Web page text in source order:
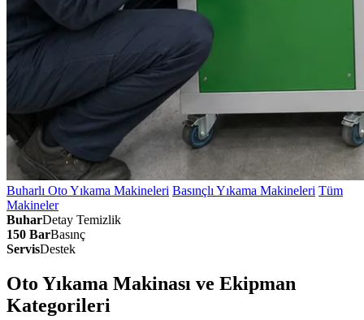
Buharlı Oto Yıkama Makineleri Basınçlı Yıkama Makineleri Tüm
Makineler
BuharDetay Temizlik
150 BarBasınç
ServisDestek
Oto Yıkama Makinası ve Ekipman
Kategorileri